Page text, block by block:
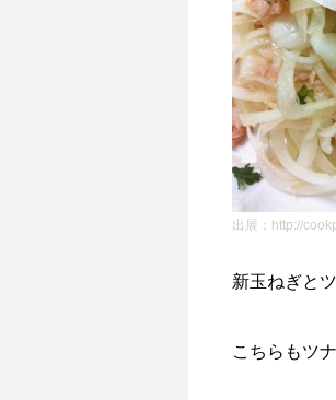
出展：http://
新玉ねぎと
こちらもツ